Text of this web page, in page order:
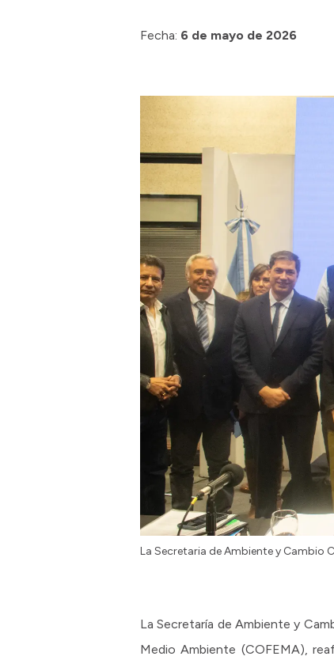
Fecha: 6 de mayo de 2026
La Secretaria de Ambiente y Cambio
La Secretaría de Ambiente y
Medio Ambiente (COFEMA),